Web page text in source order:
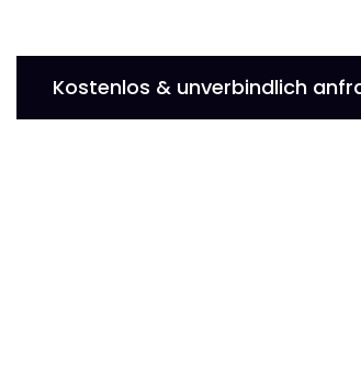
Kostenlos & unverbindlich